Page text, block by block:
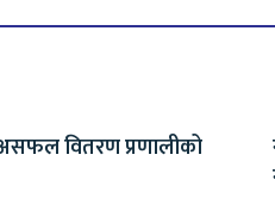
वितरण प्रणालीको